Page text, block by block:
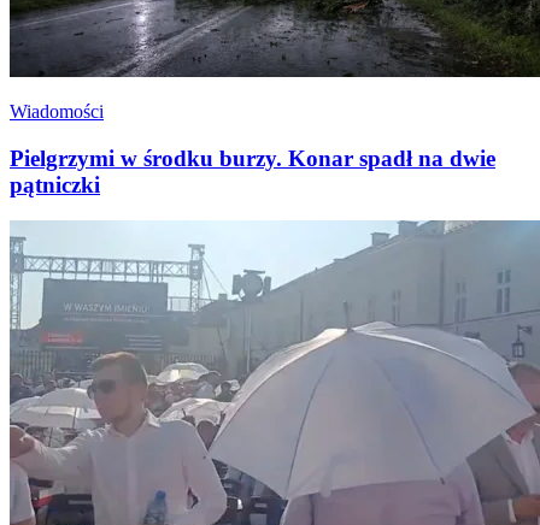
Wiadomości
Pielgrzymi w środku burzy. Konar spadł na dwie
pątniczki